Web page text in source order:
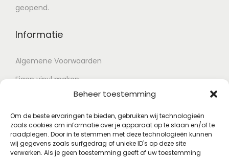
Beheer toestemming
Om de beste ervaringen te bieden, gebruiken wij technologieën
zoals cookies om informatie over je apparaat op te slaan en/of te
raadplegen. Door in te stemmen met deze technologieën kunnen
wij gegevens zoals surfgedrag of unieke ID's op deze site
verwerken. Als je geen toestemming geeft of uw toestemming
geopend.
Informatie
Algemene Voorwaarden
Eigen vinyl maken
Retour voorwaarden
Contact
Account